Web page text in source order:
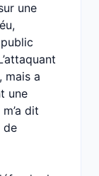
une
mais a
une
dit
de